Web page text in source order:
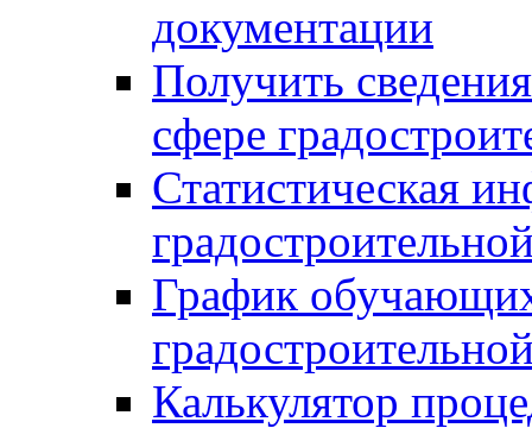
документации
Получить
сфере
Статистическая
График
Калькулятор